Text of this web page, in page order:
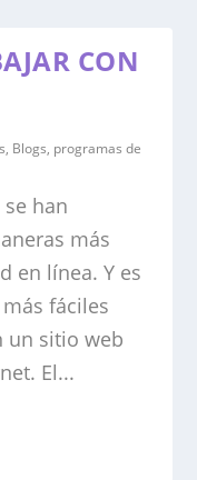
CON
, Blogs, programas de
han
más
en línea. Y es
fáciles
un sitio web
El...